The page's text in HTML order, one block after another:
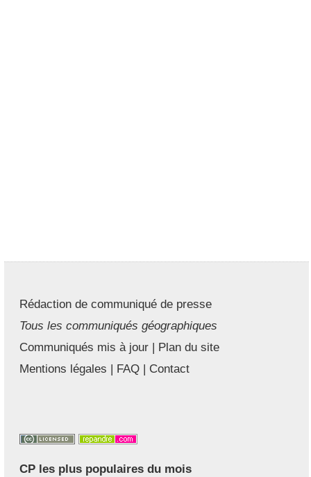
Rédaction de communiqué de presse
Tous les communiqués géographiques
Communiqués mis à jour | Plan du site
Mentions légales | FAQ | Contact
CP les plus populaires du mois